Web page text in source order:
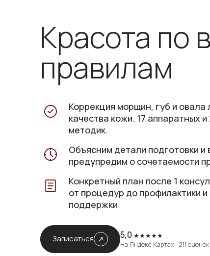
Красота по
правилам
Коррекция морщин, губ и овала
качества кожи. 17 аппаратных
методик.
Объясним детали подготовки и
предупредим о сочетаемости
Конкретный план после 1
от процедур до профилактики
поддержки
Записаться 5,0 ★★★★★
На Яндекс Картах · 211 оценок